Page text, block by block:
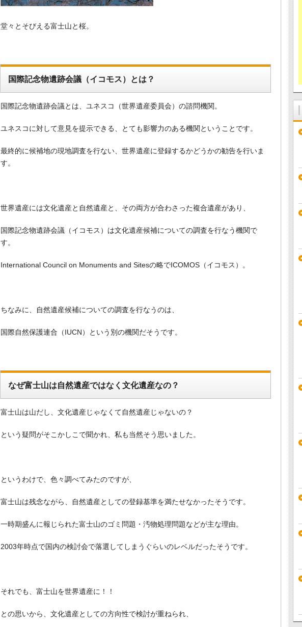
堂々とそびえる富士山と桜。
国際記念物遺跡会議（イコモス）とは？
国際記念物遺跡会議とは、ユネスコ（世界遺産委員会）の諮問機関。
ユネスコに対して意見を提示できる、とても影響力のある機関ということです。
最終的に候補地の現地調査を行ない、世界遺産に登録するかどうかの勧告を行いま
す。
世界遺産には文化遺産と自然遺産と、その両方が合わさった複合遺産があり、
国際記念物遺跡会議（イコモス）は文化遺産候補についての調査を行なう機関で
す。
International Council on Monuments and Sitesの略でICOMOS（イコモス）。
ちなみに、自然遺産候補についての調査を行なうのは、
国際自然保護連合（IUCN）という別の機関だそうです。
なぜ富士山は自然遺産ではなく文化遺産なの？
富士山は山だし、文化遺産じゃなくて自然遺産じゃないの？
という疑問がそこかしこで聞かれ、私も当然そう思いました。
というわけで、色々調べてみたのですが、
富士山は残念ながら、自然遺産としての登録基準を満たせなかったそうです。
一時期盛んに報じられた富士山のゴミ問題・汚物処理問題などが主な理由。
2003年時点で国内の検討会で落選してしまうぐらいのレベルだったそうです。
それでも、富士山を世界遺産に！！
との思いから、文化遺産としての方向性で検討が重ねられ、